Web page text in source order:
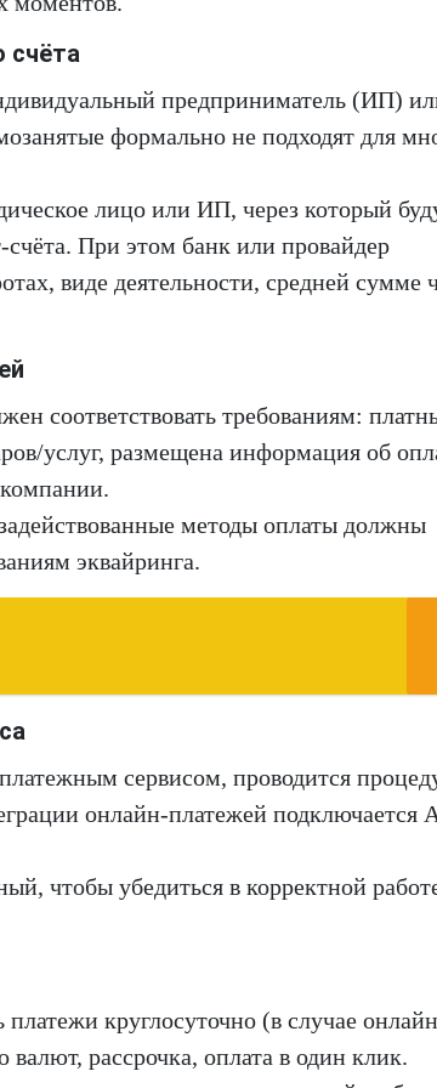
счёта
предприниматель (ИП)
формально не подходят для
лицо или ИП, через который
счёта. При этом банк или провайдер
виде деятельности, средней сумме
соответствовать требованиям:
услуг, размещена информация об
методы оплаты должны
эквайринга.
сервисом, проводится
онлайн-платежей подключается
чтобы убедиться в корректной
круглосуточно (в случае
рассрочка, оплата в один клик.